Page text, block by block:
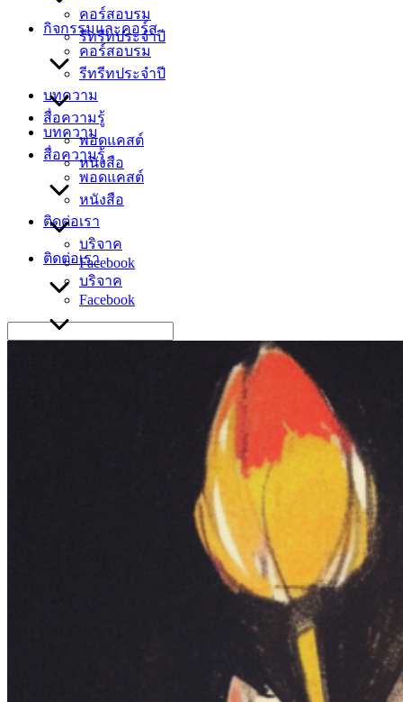
กิจกรรมและคอร์ส
คอร์สอบรม
รีทรีทประจำปี
บทความ
สื่อความรู้
พอดแคสต์
หนังสือ
ติดต่อเรา
บริจาค
Facebook
คอร์สอบรม
รีทรีทประจำปี
บทความ
สื่อความรู้
พอดแคสต์
หนังสือ
ติดต่อเรา
บริจาค
Facebook
for: